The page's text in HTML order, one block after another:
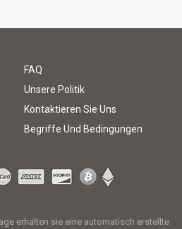
FAQ
Unsere Politik
Kontaktieren Sie Uns
Begriffe Und Bedingungen
erhalten sie eine automatisch erstellte